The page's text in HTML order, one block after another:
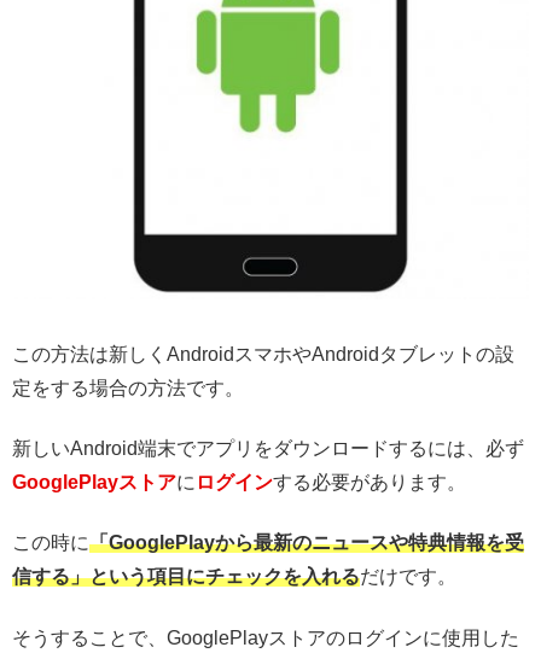
この方法は新しくAndroidスマホやAndroidタブレットの設
定をする場合の方法です。
新しいAndroid端末でアプリをダウンロードするには、必ず
GooglePlayストアに ログインする必要があります。
この時に「GooglePlayから最新のニュースや特典情報を受
信する」という項目にチェックを入れるだけです。
そうすることで、GooglePlayストアのログインに使用した